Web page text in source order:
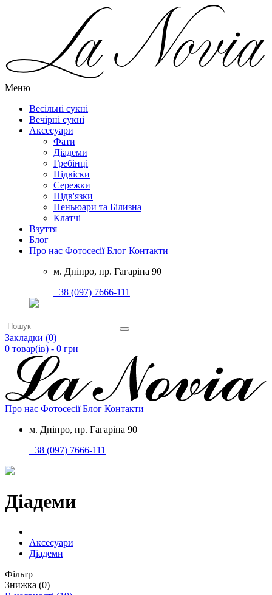
Меню
Весільні сукні
Вечірні сукні
Аксесуари
Фати
Діадеми
Гребінці
Підвіски
Сережки
Підв'язки
Пеньюари та Білизна
Клатчі
Взуття
Блог
Про нас Фотосесії Блог Контакти
м. Дніпро, пр. Гагаріна 90
+38 (097) 7666-111
Закладки (0)
0 товар(ів) - 0 грн
Про нас Фотосесії Блог Контакти
м. Дніпро, пр. Гагаріна 90
+38 (097) 7666-111
Діадеми
Аксесуари
Діадеми
Фільтр
Знижка (0)